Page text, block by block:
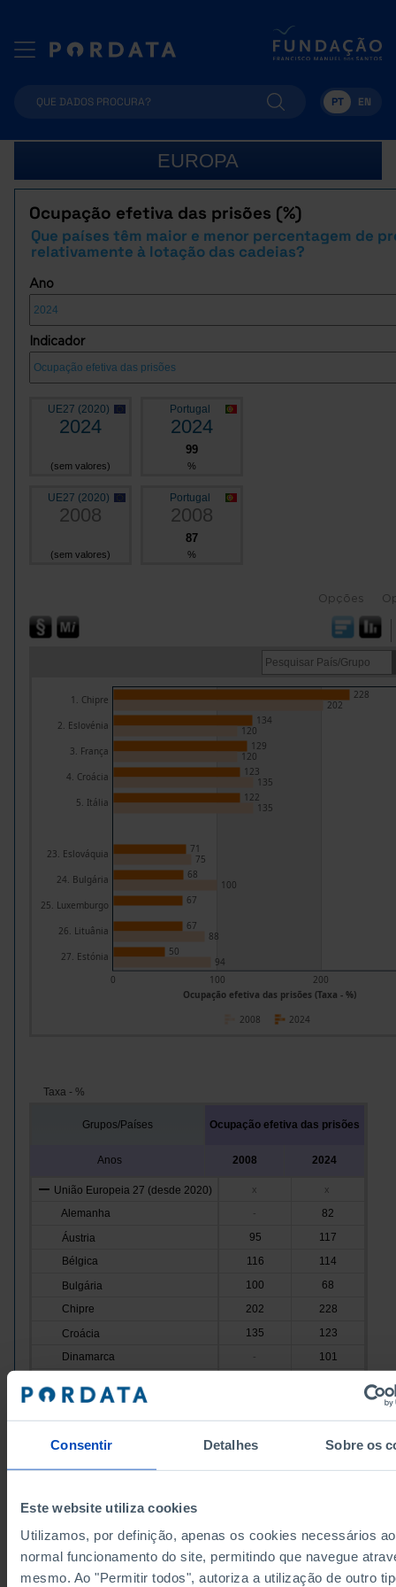
Consentir Detalhes Sobre os
Este website utiliza cookies
Utilizamos, por definição, apenas os cookies necessários ao
normal funcionamento do site, permitindo que navegue
mesmo. Ao "Permitir todos", autoriza a utilização de outro
PT EN
EUROPA
Ocupação efetiva das prisões (%)
Que países têm maior e menor percentagem de
relativamente à lotação das cadeias?
Ano
Indicador
UE27 (2020)
2024
(sem valores)
Portugal
2024
99
%
UE27 (2020)
2008
(sem valores)
Portugal
2008
87
%
Opções
Ocupação efetiva das prisões (Taxa - %)
0 100 200
1. Chipre
2. Eslovénia
3. França
4. Croácia
5. Itália
23. Eslováquia
24. Bulgária
25. Luxemburgo
26. Lituânia
27. Estónia
228
134
129
123
122
71
68
67
67
50
202
120
120
135
135
75
100
88
94
2024
2008
Taxa - %
Grupos/Países Ocupação efetiva das prisões
Anos 2008 2024
União Europeia 27 (desde 2020) x x
Alemanha -
82
Áustria
95
117
Bélgica
116
114
Bulgária
100
68
Chipre
202
228
Croácia
135
123
Dinamarca
-
101
Eslovénia
Estónia
94
50
França
Irlanda
112